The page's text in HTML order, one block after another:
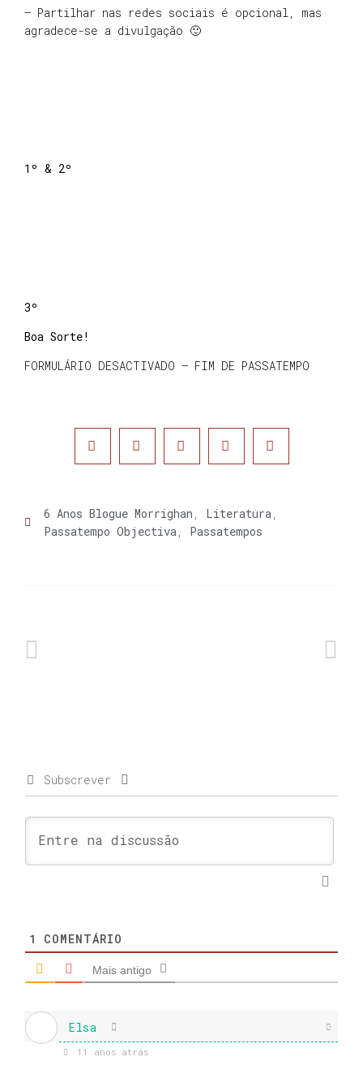
– Partilhar nas redes sociais é opcional, mas
agradece-se a divulgação 🙂
1º & 2º
3º
Boa Sorte!
FORMULÁRIO DESACTIVADO – FIM DE PASSATEMPO
6 Anos Blogue Morrighan , Literatura,
Passatempo Objectiva, Passatempos
Subscrever
1 COMENTÁRIO
Mais antigo
Elsa
11 anos atrás